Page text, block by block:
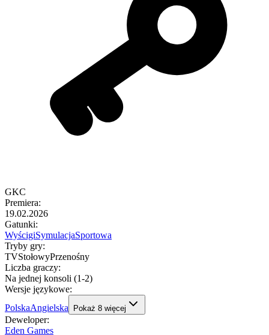
GKC
Premiera:
19.02.2026
Gatunki:
WyścigiSymulacjaSportowa
Tryby gry:
TVStołowyPrzenośny
Liczba graczy:
Na jednej konsoli (1-2)
Wersje językowe:
PolskaAngielska Pokaż 8 więcej
Deweloper:
Eden Games